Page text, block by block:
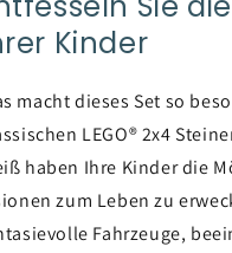
Kinder
macht dieses Set so
LEGO® 2x4
haben Ihre Kinder die
zum Leben zu
Fahrzeuge,